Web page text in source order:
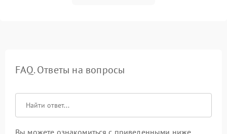
FAQ. Ответы на вопросы
Вы можете ознакомиться с приведенными ниже